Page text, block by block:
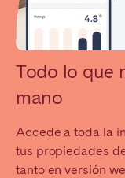
Todo lo que
mano
Accede a toda la
tus propiedades
tanto en versión